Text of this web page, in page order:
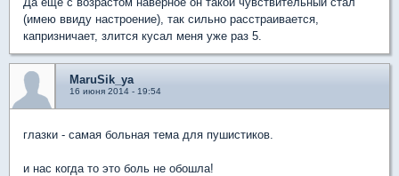
(имею ввиду настроение), так сильно расстраивается,
капризничает, злится кусал меня уже раз 5.
MaruSik_ya
16 июня 2014 - 19:54
глазки - самая больная тема для пушистиков.
и нас когда то это боль не обошла!